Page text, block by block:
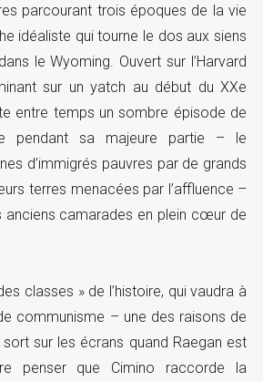
parcourant trois époques de la vie
idéaliste qui tourne le dos aux siens
le Wyoming. Ouvert sur l’Harvard
sur un yatch au début du XXe
entre temps un sombre épisode de
pendant sa majeure partie – le
d’immigrés pauvres par de grands
terres menacées par l’affluence –
camarades en plein cœur de
classes » de l’histoire, qui vaudra à
communisme – une des raisons de
sort sur les écrans quand Raegan est
penser que Cimino raccorde la